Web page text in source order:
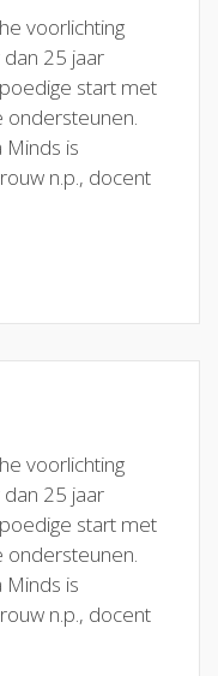
voorlichting
25 jaar
start met
Minds is
n.p., docent
voorlichting
25 jaar
start met
Minds is
n.p., docent